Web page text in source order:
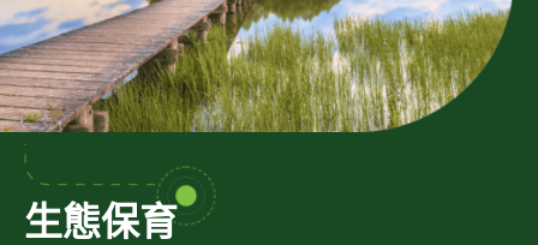
生態保育